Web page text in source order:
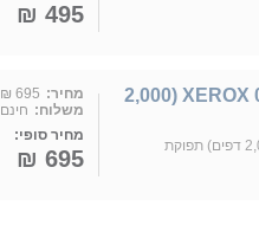
495 ₪
טונר לייזר כחול XEROX 006R04357/006R04361 (2,000
טונר לייזר כחול XEROX 006R04357/006R04361 (2,000 דפים) תפוקת
מחיר: 695 ₪
משלוח: חינם
מחיר סופי:
695 ₪